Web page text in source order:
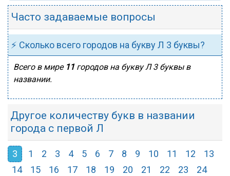
Часто задаваемые вопросы
⚡ Сколько всего городов на букву Л 3 буквы?
Всего в мире 11городов на букву Л 3 буквы в
названии.
Другое количеству букв в названии
города с первой Л
3 1 2 3 4 5 6 7 8 9 10 11 12
13
14
15 16 17 18 19 20 21 22 23
24